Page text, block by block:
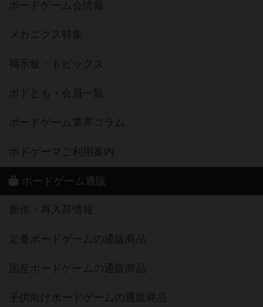
ボードゲーム会情報
メカニクス特集
掲示板・トピックス
ボドとも・会員一覧
ボードゲーム業界コラム
ボドゲーマご利用案内
ボードゲーム通販
新作・再入荷情報
定番ボードゲームの通販商品
国産ボードゲームの通販商品
子供向けボードゲームの通販商品